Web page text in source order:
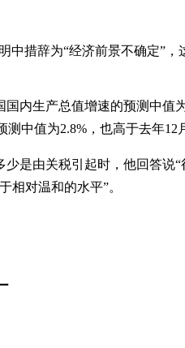
措辞为“经济前景不确定”
内生产总值增速的预测中
中值为2.8%，也高于去年12
是由关税引起时，他回答
相对温和的水平”。